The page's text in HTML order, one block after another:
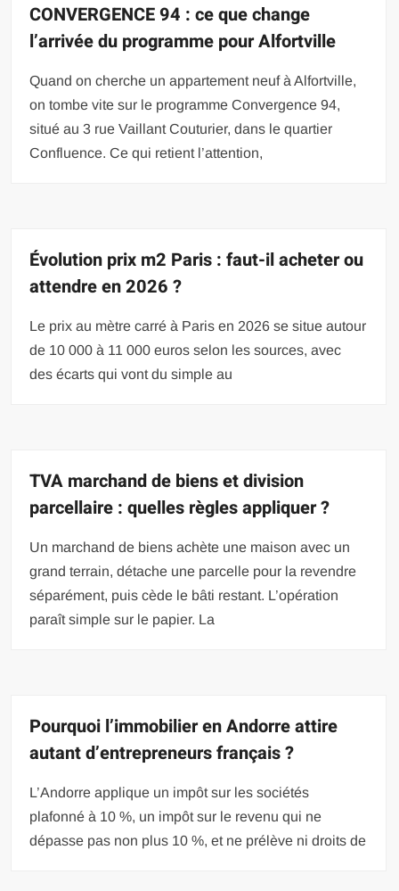
CONVERGENCE 94 : ce que change
l’arrivée du programme pour Alfortville
Quand on cherche un appartement neuf à Alfortville,
on tombe vite sur le programme Convergence 94,
situé au 3 rue Vaillant Couturier, dans le quartier
Confluence. Ce qui retient l’attention,
Évolution prix m2 Paris : faut-il acheter ou
attendre en 2026 ?
Le prix au mètre carré à Paris en 2026 se situe autour
de 10 000 à 11 000 euros selon les sources, avec
des écarts qui vont du simple au
TVA marchand de biens et division
parcellaire : quelles règles appliquer ?
Un marchand de biens achète une maison avec un
grand terrain, détache une parcelle pour la revendre
séparément, puis cède le bâti restant. L’opération
paraît simple sur le papier. La
Pourquoi l’immobilier en Andorre attire
autant d’entrepreneurs français ?
L’Andorre applique un impôt sur les sociétés
plafonné à 10 %, un impôt sur le revenu qui ne
dépasse pas non plus 10 %, et ne prélève ni droits de